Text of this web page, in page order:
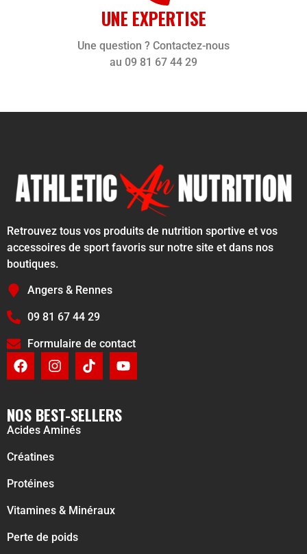
UNE EXPERTISE
Une question ? Contactez-nous
au 09 81 67 44 29
Retrouvez tous vos produits de nutrition sportive et vos
accessoires de sport favoris sur notre site et dans nos
boutiques.
Angers & Rennes
09 81 67 44 29
Formulaire de contact
NOS BEST-SELLERS
Acides Aminés
Créatines
Protéines
Vitamines & Minéraux
Perte de poids